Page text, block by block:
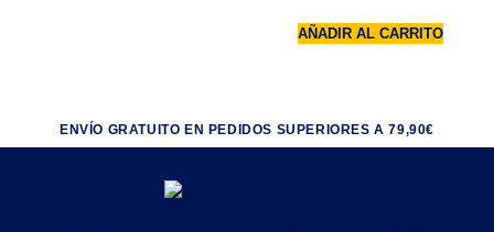
AÑADIR AL CARRITO
ENVÍO GRATUITO EN PEDIDOS SUPERIORES A 79,90€